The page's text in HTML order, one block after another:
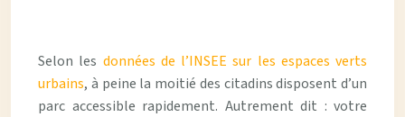
Selon les données de l’INSEE sur les espaces verts
urbains, à peine la moitié des citadins disposent d’un
parc accessible rapidement. Autrement dit : votre